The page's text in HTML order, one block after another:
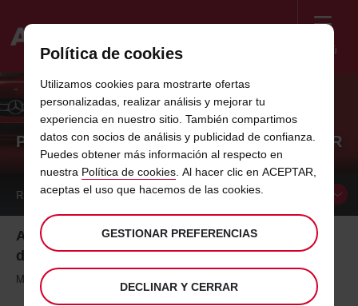
Menú
Avis
AVIS OFRECE EL RENAULT CAPTUR,
PARA LOS QUE DISFRUTAN DE CONDUCIR
RESERVAR UN COCHE
Avis ofrece el Renault Captur, para los que disfrutan
de conducir
Madrid, 27 de febrero de 2014
Política de cookies
Utilizamos cookies para mostrarte ofertas
personalizadas, realizar análisis y mejorar tu
experiencia en nuestro sitio. También compartimos
datos con socios de análisis y publicidad de confianza.
Puedes obtener más información al respecto en
nuestra Política de cookies. Al hacer clic en ACEPTAR,
aceptas el uso que hacemos de las cookies.
GESTIONAR PREFERENCIAS
DECLINAR Y CERRAR